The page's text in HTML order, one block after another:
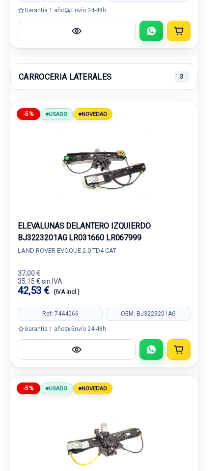
Garantía 1 año Envío 24-48h
CARROCERIA LATERALES 3
-5% USADO NOVEDAD
ELEVALUNAS DELANTERO IZQUIERDO
BJ3223201AG LR031660 LR067999
LAND ROVER EVOQUE 2.0 TD4 CAT
37,00 €
35,15 € sin IVA.
42,53 € (IVA incl.)
Ref: 7444066 OEM: BJ3223201AG
Garantía 1 año Envío 24-48h
-5% USADO NOVEDAD